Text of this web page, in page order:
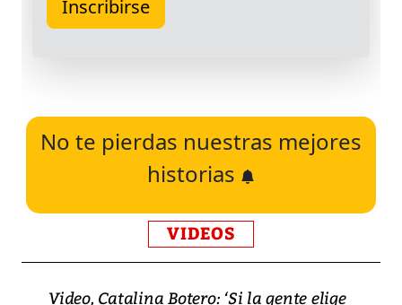
No te pierdas nuestras mejores
historias
VIDEOS
Video, Catalina Botero: ‘Si la gente elige